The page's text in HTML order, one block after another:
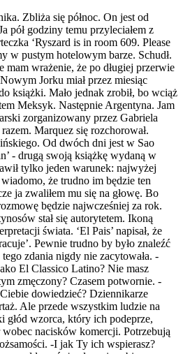
która nadciągała. Może chciał mnie ochronić przed kolejnym wyrzuceniem z pracy i zakazem druku. Dziesiąta wieczorem. Telefon. ‘Może byśmy poszli coś przegryźć’. Zastanawiam się, skąd po siódmym krzyży ku można brać tyle siły. Kapuściński tego dnia udzielił dwóch dużych wywiadów. Jeden o ‘Hebanie’, drugi o globalizacji. Razem prawie cztery godziny spędzone z dziennikarzami. Poza tym miął spotkanie na uniwersytecie i obiad z wydawcą. Jest zmęczony gadaniem. Nawet nie mys1ę o kontynuowaniu wywiadu. Nie mam odwagi zabrać magnetofonu. Jest upalna brazylijska wiosna. Te- raz jakieś 25 stopni. W dzień było 37. Szwendamy się po okolicznych uliczkach w poszukiwaniu baru. Z tym wyjazdem, to wiesz - kiedy stoimy na światłach, Kapuściński sam wraca do porannej rozmowy - był jeszcze spory szkopuł. Bo PAP już miał placówkę w Meksyku. Ja miałem założyć drugą w Ameryce Łacińskiej. Ale gdzie? Kontynent jest olbrzymi. Ma kilka ważnych krajów. W każdym z nich działy się ważne i ciekawe rzeczy. Trudno się było zdecydować. Więc miałem tę nominację, ale czekałem, zwlekałem. A w Polsce tymczasem robiło się coraz goręcej. Coraz mocniej czuło się oddech Marca. Gdzieś pod koniec 67 roku spotkałem na korytarzu Romę Pańską. Roma była szarą eminencją agencji. Jak mnie zobaczyła, to aż krzyknęła: ‘A co ty tu jeszcze robisz?!’ Powiedziałem, że zbieram się do wyjazdu. ‘Ty, Rysiek, się nie zbieraj, nie czekaj, nie zwlekaj, tylko się stąd wynoś od razu, bo będzie za późno. Łap bagaże i wyjeżdżaj dzisiaj’. Udało mi się zdobyć wizę do Chile, z którym Polska miała akurat bardzo dobre stosunki. Trzy dni później poleciałem przez Londyn do Santiago. Sao Paulo jest wielkim miastem. Jakieś 15 milionów mieszkańców. I ma opinię jednego z bardziej niebezpiecznych na świecie. Jak się chce wieczorem zjeść coś poza hotelem, trzeba znać dobre miejsca. A my ich nie znamy. Idziemy w stronę głównej ulicy - Avenida Paulista. Na Pauliście jest masa eleganckich lokali. Ale eleganckie lokale są wszędzie takie same. Więc Kapuściński wybiera najbardziej tubylczy bar z kilkoma poszczerbionymi plastikowymi stolikami na szerokim chodniku. Pijemy callpirignę - napój z lodu, lenwnów, cukru i cachacy - miejscowego bimbru pędzonego na trzcinowym cukrze. Obok siedzą chłopcy odgwizdujący przechodzące panny. Jemy grzanki z serem. Relaks po ciężkim dniu. Nie mam odwagi zadawać moich pytań. W końcu wracam do jego pierwszej południowoamerykańskiej podróży. -Znałeś już trochę hiszpański, kiedy jechałeś do Chile? Gdzie tam. Nawet nie zacząłem się uczyć. Ale wyjeżdżając dostałem od kierownictwa zgodę, żebym przez pierwsze trzy miesiące nie pisał korespondencji, tylko się uczył języka. W Santiago na szczęście spotkałem Mariana Rawicza. Marian był wspaniałym, niezwykle życzliwym człowiekiem, więc któregoś dnia zebrałem się na odwagę i mówię: ‘Mariano, jestem w beznadziejnej sytuacji. Siedzę w tym Santiago, jestem korespondentem, nawet nie rozumiem, co piszą w gazetach, a za trzy miesiące muszę zacząć wysyłać korespondencje do PAP-u. Ja cię błagam, uczciwie ci zapłacę, ale poświęcić mi przez te trzy miesiące po parę godzin dziennie i naucz mnie hiszpańskiego’. Zgodził się nawet chętnie. I dzień w dzień, po kilka godzin, udzielał mi lekcji. A ja kułem po 18 godzin na dobę. Od świtu do nocy gramatyka, słówka, gazety, telewizja. Niczym innym się nie zajmowałem. Dwa i pół miesiąca później w chilijskim Instytucie Spraw Międzynarodowych wygłosiłem po hiszpańsku wykład o sytuacji w Polsce. Widzę, że rozmowa zaczyna się rozwijać i tęsknię za magnetofonem. Wyciągam długopis i zaczynam notować na serwetkach do kanapek z serem: ‘prezes Hofman, Roma Pańska. Marian Rawicz. 18 h, 2,5 miesiąca… ’ -Mogłeś zacząć pracę. I zacząłem, ale to długo nie trwało. Bo wkrótce na dziennikarskiej giełdzie dostałem wiadomość, że chilijska armia przygotowuje się do zamachu stanu. Chodziło o to, żeby nie dopuścić do wybrania Salvadora Allende na prezydenta Chile. Wtedy w Ameryce Łacińskiej za podanie takiej wiadomości można było wylecieć z placówki. Bardzo się tego bałem, bo wiedziałem, że jak kogoś wyrzucą z jednego kraju, to potem wyrzucają go zewsząd. Dlate- go uważnie się cenzurowałem. -Jak się cenzurowałeś? Pisałem wszystko, co uważałem za ważne, ale depesze, za które mogli mnie wyrzucić, wysyłałem do Polski, zaznaczając, że nie są do druku. Informacja o przygotowaniach do zamachu stanu była oczywiście wyjątkowo groźna. A ja nie chciałem, żeby mnie wyrzucili, więc dałem tej depeszy nagłówek ‘Santiago, PAF; Data, BS’. ‘BS’ znaczyło, że informacja jest tajna i może być umieszczona tylko w ‘Biuletynie Specjalnym’ przeznaczonym dla małej grupy najważniejszych osób. Gdybym zamiast BS napisał BK, wtedy mogłaby trafić do ‘Biuletynu Krajowego’, z którego korzystała prasa. Wysłałem tę depeszę i zająłem się innymi sprawami. A dwa czy trzy dni później dzwoni do mnie polski ambasador Jerzy Witold Dudziński: ‘Jesteście wyrzuceni’. -Co się stało? Tego ambasador nie wiedział. Później się okazało, że w Warszawie dyżurnemu PAP-u coś się pomieszało. Zamiast do tajnego ‘BS-u’ włożył tę depeszę do serwisu dla gazet. I polskie gazety ogłosiły światu, że w Chile szykuje się zamach. Ta informacja kanałami dyplomatycznymi błyskawicznie trafiła do chilijskiego